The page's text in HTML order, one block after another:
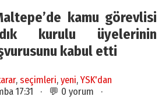
kamu görevlisi
kurulu üyelerinin
kabul etti
, seçimleri, yeni,YSK'dan
17:31 · 💬 0 yorum ·